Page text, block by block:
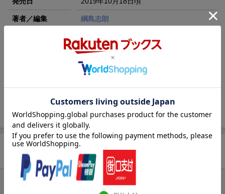
著者／編集 綱島志朗
人狼機ウィンヴルガ
チャンピオンREDコミックス
秋田書店
発行形態 コミック
9784253236225
商品レビュー